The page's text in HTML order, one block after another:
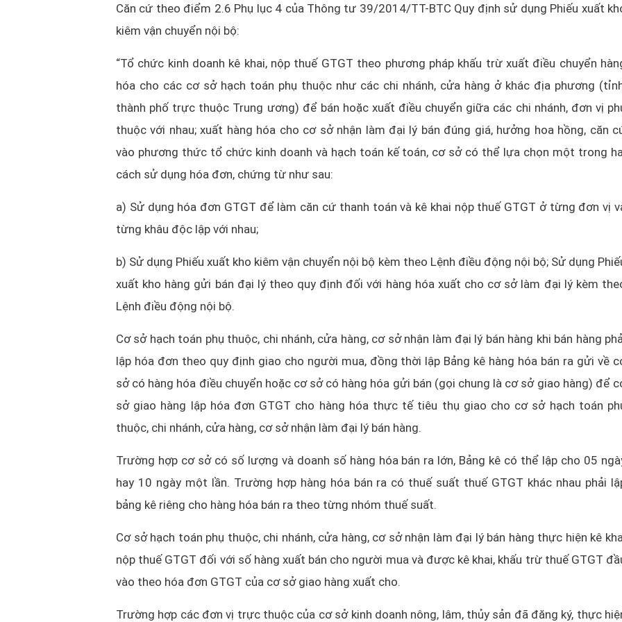
Căn cứ theo điểm 2.6 Phụ lục 4 của Thông tư 39/2014/TT-BTC Quy định sử dụng Phiếu xuất
kiêm vận chuyển nội bộ:
“Tổ chức kinh doanh kê khai, nộp thuế GTGT theo phương pháp khấu trừ xuất điều chuyển
hóa cho các cơ sở hạch toán phụ thuộc như các chi nhánh, cửa hàng ở khác địa phương
thành phố trực thuộc Trung ương) để bán hoặc xuất điều chuyển giữa các chi nhánh, đơn vị
thuộc với nhau; xuất hàng hóa cho cơ sở nhận làm đại lý bán đúng giá, hưởng hoa hồng, căn
vào phương thức tổ chức kinh doanh và hạch toán kế toán, cơ sở có thể lựa chọn một trong
cách sử dụng hóa đơn, chứng từ như sau:
a) Sử dụng hóa đơn GTGT để làm căn cứ thanh toán và kê khai nộp thuế GTGT ở từng đơn vị
từng khâu độc lập với nhau;
b) Sử dụng Phiếu xuất kho kiêm vận chuyển nội bộ kèm theo Lệnh điều động nội bộ; Sử dụng
xuất kho hàng gửi bán đại lý theo quy định đối với hàng hóa xuất cho cơ sở làm đại lý kèm
Lệnh điều động nội bộ.
Cơ sở hạch toán phụ thuộc, chi nhánh, cửa hàng, cơ sở nhận làm đại lý bán hàng khi bán hàng
lập hóa đơn theo quy định giao cho người mua, đồng thời lập Bảng kê hàng hóa bán ra gửi về
sở có hàng hóa điều chuyển hoặc cơ sở có hàng hóa gửi bán (gọi chung là cơ sở giao hàng) để
sở giao hàng lập hóa đơn GTGT cho hàng hóa thực tế tiêu thụ giao cho cơ sở hạch toán
thuộc, chi nhánh, cửa hàng, cơ sở nhận làm đại lý bán hàng.
Trường hợp cơ sở có số lượng và doanh số hàng hóa bán ra lớn, Bảng kê có thể lập cho 05
hay 10 ngày một lần. Trường hợp hàng hóa bán ra có thuế suất thuế GTGT khác nhau phải
bảng kê riêng cho hàng hóa bán ra theo từng nhóm thuế suất.
Cơ sở hạch toán phụ thuộc, chi nhánh, cửa hàng, cơ sở nhận làm đại lý bán hàng thực hiện kê
nộp thuế GTGT đối với số hàng xuất bán cho người mua và được kê khai, khấu trừ thuế GTGT
vào theo hóa đơn GTGT của cơ sở giao hàng xuất cho.
Trường hợp các đơn vị trực thuộc của cơ sở kinh doanh nông, lâm, thủy sản đã đăng ký, thực